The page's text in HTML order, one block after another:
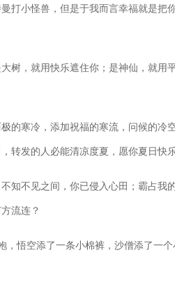
打小怪兽，但是于我而言幸福就是把
树，就用快乐遮住你；是神仙，就用
的寒冷，添加祝福的寒流，问候的冷
转发的人必能清凉度夏，愿你夏日快
知不见之间，你已侵入心田；霸占我
流连？
，悟空添了一条小棉裤，沙僧添了一